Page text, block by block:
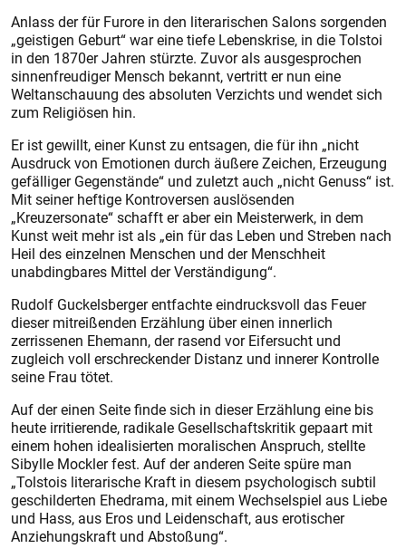
Anlass der für Furore in den literarischen Salons sorgenden
„geis­tigen Geburt“ war eine tiefe Lebenskrise, in die Tolstoi
in den 1870er Jahren stürzte. Zuvor als ausgesprochen
sinnenfreudiger Mensch bekannt, vertritt er nun eine
Weltanschauung des absoluten Verzichts und wendet sich
zum Religiösen hin.
Er ist gewillt, einer Kunst zu entsagen, die für ihn „nicht
Ausdruck von Emotionen durch äußere Zeichen, Erzeugung
gefälliger Gegenstände“ und zuletzt auch „nicht Genuss“ ist.
Mit seiner heftige Kontroversen auslösenden
„Kreuzersonate“ schafft er aber ein Meisterwerk, in dem
Kunst weit mehr ist als „ein für das Leben und Streben nach
Heil des einzelnen Menschen und der Menschheit
unabdingbares Mittel der Verständigung“.
Rudolf Guckelsberger entfachte eindrucksvoll das Feuer
dieser mitreißenden Erzählung über einen innerlich
zerrissenen Ehemann, der rasend vor Eifersucht und
zugleich voll erschreckender Distanz und innerer Kontrolle
seine Frau tötet.
Auf der einen Seite finde sich in dieser Erzählung eine bis
heute irritierende, radikale Gesellschaftskritik gepaart mit
einem hohen idealisierten moralischen Anspruch, stellte
Sibylle Mockler fest. Auf der anderen Seite spüre man
„Tolstois literarische Kraft in diesem psychologisch subtil
geschilderten Ehedrama, mit einem Wechselspiel aus Liebe
und Hass, aus Eros und Leidenschaft, aus erotischer
Anziehungskraft und Abstoßung“.